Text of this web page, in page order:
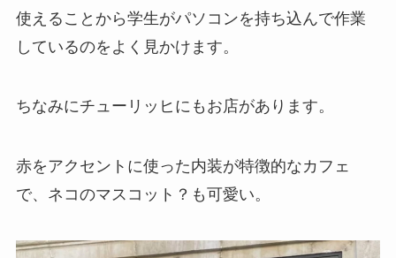
使えることから学生がパソコンを持ち込んで作業
しているのをよく見かけます。
ちなみにチューリッヒにもお店があります。
赤をアクセントに使った内装が特徴的なカフェ
で、ネコのマスコット？も可愛い。